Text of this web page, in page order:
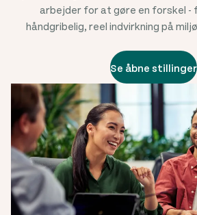
arbejder for at gøre en forskel -
håndgribelig, reel indvirkning på
Se åbne stillinger